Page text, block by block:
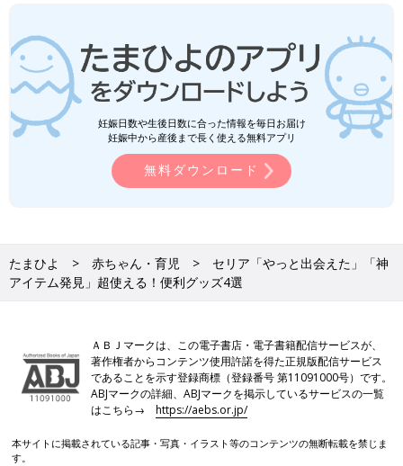
妊娠日数や生後日数に合った情報を毎日お届け
妊娠中から産後まで長く使える無料アプリ
無料ダウンロード
たまひよ 赤ちゃん・育児
セリア「やっと出会えた」「神
アイテム発見」超使える！便利グッズ4選
ＡＢＪマークは、この電子書店・電子書籍配信サービスが、
著作権者からコンテンツ使用許諾を得た正規版配信サービス
であることを示す登録商標（登録番号 第11091000号）です。
ABJマークの詳細、ABJマークを掲示しているサービスの一覧
はこちら→https://aebs.or.jp/
本サイトに掲載されている記事・写真・イラスト等のコンテンツの無断転載を禁じま
す。